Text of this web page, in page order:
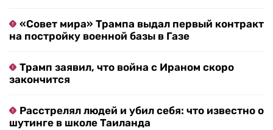
«Совет мира» Трампа выдал первый контракт
на постройку военной базы в Газе
Трамп заявил, что война с Ираном скоро
закончится
Расстрелял людей и убил себя: что известно о
шутинге в школе Таиланда